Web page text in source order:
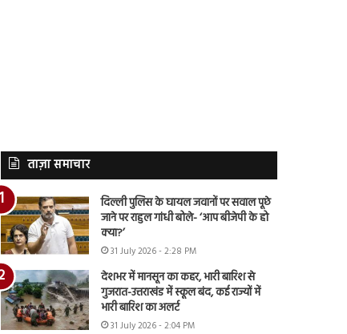
ताज़ा समाचार
दिल्ली पुलिस के घायल जवानों पर सवाल पूछे
जाने पर राहुल गांधी बोले- ‘आप बीजेपी के हो
क्या?’
31 July 2026 - 2:28 PM
देशभर में मानसून का कहर, भारी बारिश से
गुजरात-उत्तराखंड में स्कूल बंद, कई राज्यों में
भारी बारिश का अलर्ट
31 July 2026 - 2:04 PM